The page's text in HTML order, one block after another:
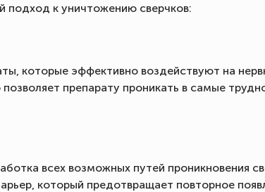
подход к уничтожению сверчков:
которые эффективно воздействуют на
препарату проникать в самые
всех возможных путей проникновения
который предотвращает повторное